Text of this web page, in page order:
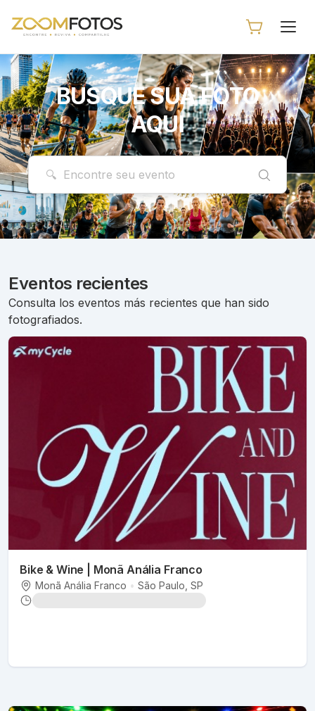
BUSQUE SUA FOTO
AQUI
Eventos recientes
Consulta los eventos más recientes que han sido
fotografiados.
Bike & Wine | Monã Anália Franco
Monã Anália Franco • São Paulo , SP